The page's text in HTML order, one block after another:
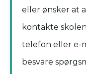
eller ønsker at
kontakte
telefon eller e-
besvare